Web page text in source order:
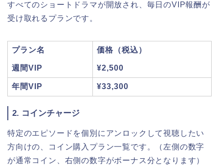
すべてのショートドラマが開放され、毎日のVIP報酬が
受け取れるプランです。
プラン名 価格（税込）
週間VIP ¥2,500
年間VIP ¥33,300
2. コインチャージ
特定のエピソードを個別にアンロックして視聴したい
方向けの、コイン購入プラン一覧です。（左側の数字
が通常コイン、右側の数字がボーナス分となります）